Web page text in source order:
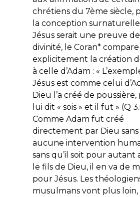
chrétiens du 7ème siècle,
la conception
Jésus serait une preuve de
divinité, le Coran* compare
explicitement la création
à celle d’Adam : «
Jésus est comme celui
Dieu l’a créé de poussière,
lui dit « sois » et il fut » (Q
Comme Adam fut créé
directement par Dieu sans
aucune intervention
sans qu’il soit pour autant
le fils de Dieu, il en va de
pour Jésus. Les
musulmans vont plus loin,